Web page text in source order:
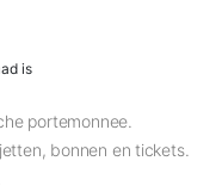
is
portemonnee.
bonnen en tickets.